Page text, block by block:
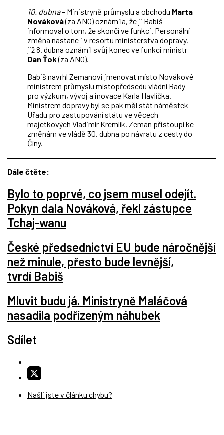
10. dubna– Ministryně průmyslu a obchodu Marta
Nováková(za ANO) oznámila, že ji Babiš
informoval o tom, že skončí ve funkci. Personální
změna nastane i v resortu ministerstva dopravy,
již 8. dubna oznámil svůj konec ve funkci ministr
Dan Ťok(za ANO).
Babiš navrhl Zemanovi jmenovat místo Novákové
ministrem průmyslu místopředsedu vládní Rady
pro výzkum, vývoj a inovace Karla Havlíčka.
Ministrem dopravy byl se pak měl stát náměstek
Úřadu pro zastupování státu ve věcech
majetkových Vladimír Kremlík. Zeman přistoupí ke
změnám ve vládě 30. dubna po návratu z cesty do
Číny.
Dále čtěte:
Bylo to poprvé, co jsem musel odejít.
Pokyn dala Nováková, řekl zástupce
Tchaj-wanu
České předsednictví EU bude náročnější
než minule, přesto bude levnější,
tvrdí Babiš
Mluvit budu já. Ministryně Maláčová
nasadila podřízeným náhubek
Sdílet
Našli jste v článku chybu?